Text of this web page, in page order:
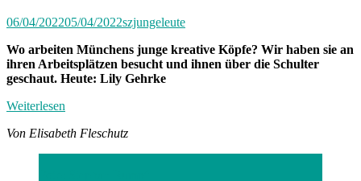
06/04/202205/04/2022szjungeleute
Wo arbeiten Münchens junge kreative Köpfe? Wir haben sie an
ihren Arbeitsplätzen besucht und ihnen über die Schulter
geschaut. Heute: Lily Gehrke
Weiterlesen
Von Elisabeth Fleschutz